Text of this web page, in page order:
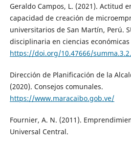
Geraldo Campos, L. (2021). Actitud
capacidad de creación de
universitarios de San Martín, Perú.
disciplinaria en ciencias económicas
https://doi.org/10.47666/
Dirección de Planificación de la
(2020). Consejos comunales.
https://www.maracaibo.gob.ve/
Fournier, A. N. (2011).
Universal Central.